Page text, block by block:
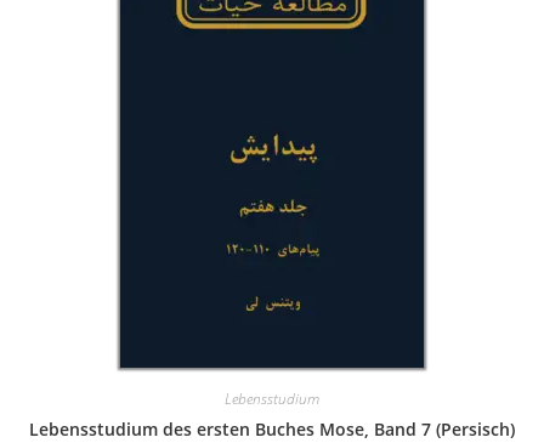
Lebensstudium
Lebensstudium des ersten Buches Mose, Band 7 (Persisch)